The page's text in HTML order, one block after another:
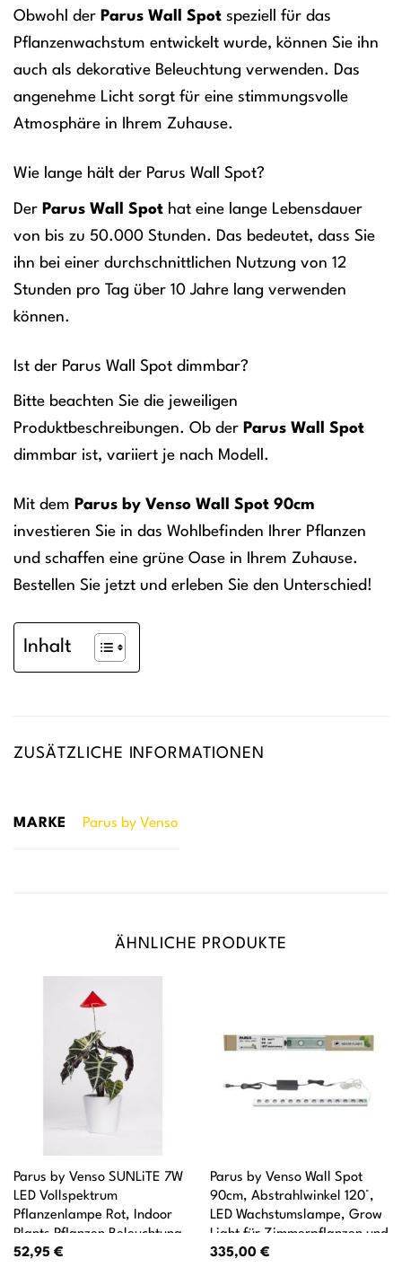
Obwohl der Parus Wall Spot speziell für das
Pflanzenwachstum entwickelt wurde, können Sie ihn
auch als dekorative Beleuchtung verwenden. Das
angenehme Licht sorgt für eine stimmungsvolle
Atmosphäre in Ihrem Zuhause.
Wie lange hält der Parus Wall Spot?
Der Parus Wall Spot hat eine lange Lebensdauer
von bis zu 50.000 Stunden. Das bedeutet, dass Sie
ihn bei einer durchschnittlichen Nutzung von 12
Stunden pro Tag über 10 Jahre lang verwenden
können.
Ist der Parus Wall Spot dimmbar?
Bitte beachten Sie die jeweiligen
Produktbeschreibungen. Ob der Parus Wall Spot
dimmbar ist, variiert je nach Modell.
Mit dem Parus by Venso Wall Spot 90cm
investieren Sie in das Wohlbefinden Ihrer Pflanzen
und schaffen eine grüne Oase in Ihrem Zuhause.
Bestellen Sie jetzt und erleben Sie den Unterschied!
Inhalt
ZUSÄTZLICHE INFORMATIONEN
MARKE Parus by Venso
ÄHNLICHE PRODUKTE
Parus by Venso SUNLiTE 7W
LED Vollspektrum
Pflanzenlampe Rot, Indoor
Plants Pflanzen Beleuchtung,
mit ausziehbarem
52,95 €
Parus by Venso Wall Spot
90cm, Abstrahlwinkel 120°,
LED Wachstumslampe, Grow
Light für Zimmerpflanzen und
Grünpflanzen, Fassaden- und
335,00 €